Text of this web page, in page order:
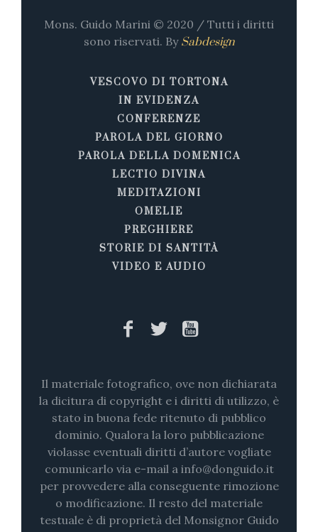
Mons. Guido Marini © 2020 / Tutti i diritti
sono riservati. By Sabdesign
VESCOVO DI TORTONA
IN EVIDENZA
CONFERENZE
PAROLA DEL GIORNO
PAROLA DELLA DOMENICA
LECTIO DIVINA
MEDITAZIONI
OMELIE
PREGHIERE
STORIE DI SANTITÀ
VIDEO E AUDIO
Il materiale fotografico, ove non dichiarata
la dicitura di copyright e i diritti di utilizzo, è
stato in buona fede ritenuto di pubblico
dominio. Qualora la loro pubblicazione
violasse eventuali diritti d’autore vogliate
comunicarlo via e-mail a info@donguido.it
per provvedere alla conseguente rimozione
o modificazione. Il resto del materiale
testuale è di proprietà del Monsignor Guido